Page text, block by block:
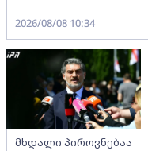
2026/08/08 10:34
მხდალი პიროვნებაა